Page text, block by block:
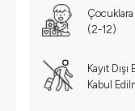
(2-12)
Kayıt
Kabul